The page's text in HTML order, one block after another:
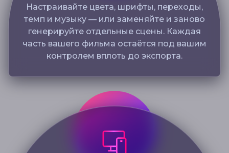
Настраивайте цвета, шрифты, переходы,
темп и музыку — или заменяйте и заново
генерируйте отдельные сцены. Каждая
часть вашего фильма остаётся под вашим
контролем вплоть до экспорта.